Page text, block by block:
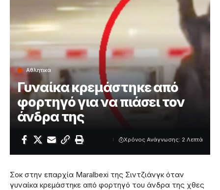
Αθλητικά
Γυναίκα κρεμάστηκε από
φορτηγό για να πιάσει τον
άνδρα της
Χρόνος Ανάγνωσης: 2 Λεπτά
Σοκ στην επαρχία Maralbexi της Σιντζιάνγκ όταν
γυναίκα κρεμάστηκε από φορτηγό του άνδρα της χθες